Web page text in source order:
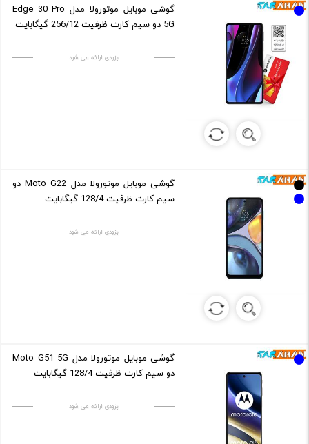
گوشی موبایل موتورولا مدل Edge 30 Pro
5G دو سیم کارت ظرفیت 256/12 گیگابایت
بزودی ارائه می شود
گوشی موبایل موتورولا مدل Moto G22 دو
سیم کارت ظرفیت 128/4 گیگابایت
بزودی ارائه می شود
گوشی موبایل موتورولا مدل Moto G51 5G
دو سیم کارت ظرفیت 128/4 گیگابایت
بزودی ارائه می شود